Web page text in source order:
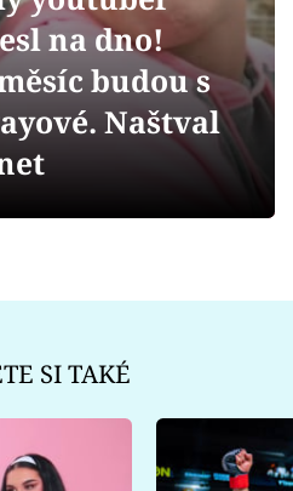
na dno!
budou s
Naštval
SI TAKÉ